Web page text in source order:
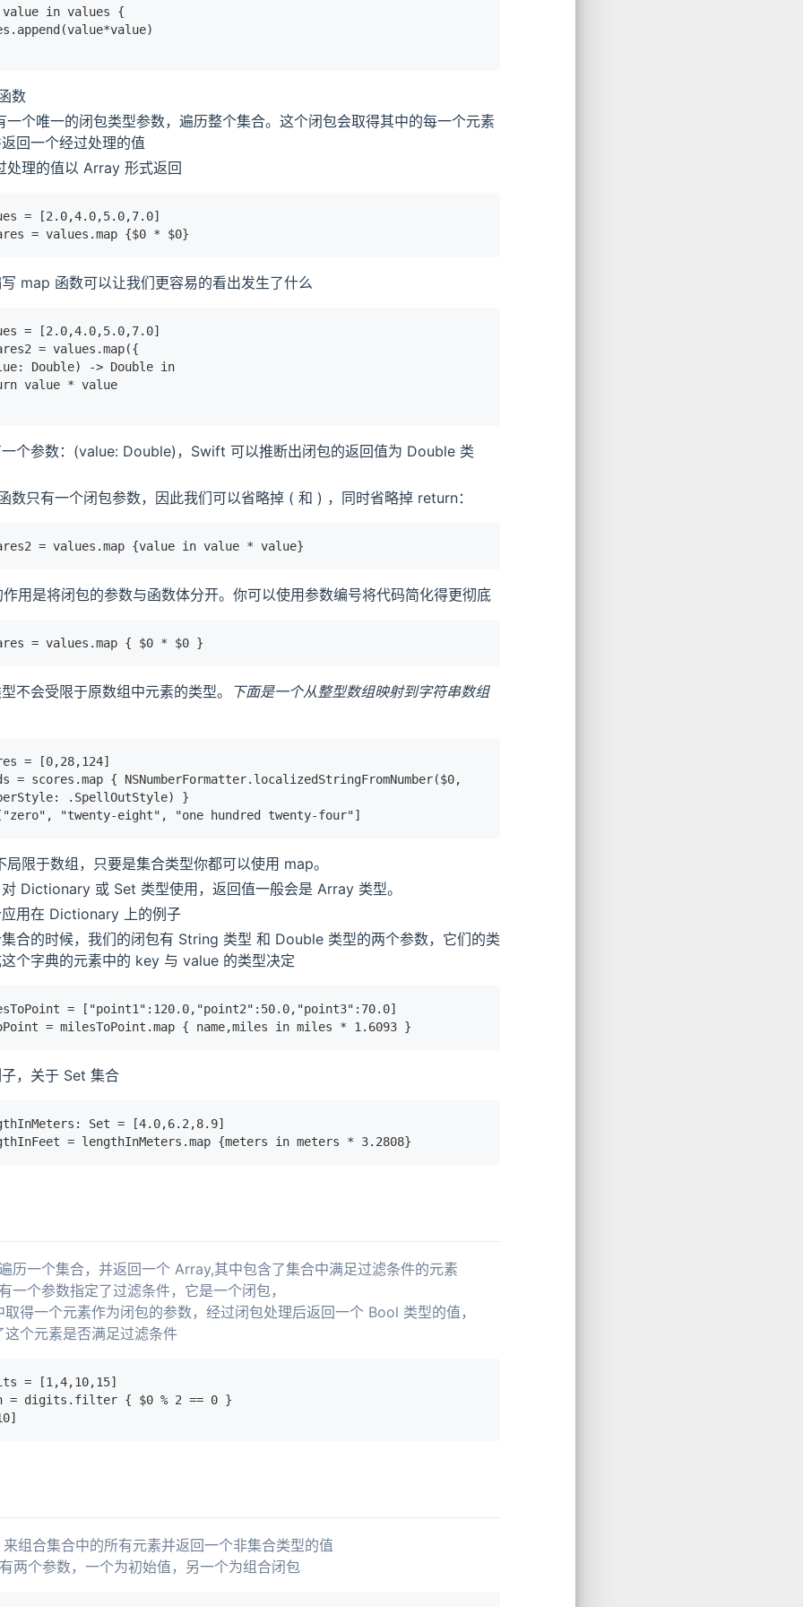
in values {
数
一个唯一的闭包类型参数，遍历整个集合。这个闭包会取得其中的每一个元素
回一个经过处理的值
处理的值以 Array 形式返回
= [2.0,4.0,5.0,7.0]
= values.map {$0 * $0}
map 函数可以让我们更容易的看出发生了什么
= [2.0,4.0,5.0,7.0]
= values.map({
Double) -> Double in
value * value
个参数：(value: Double)，Swift 可以推断出闭包的返回值为 Double 类
数只有一个闭包参数，因此我们可以省略掉 ( 和 ) ，同时省略掉 return：
= values.map {value in value * value}
用是将闭包的参数与函数体分开。你可以使用参数编号将代码简化得更彻底
= values.map { $0 * $0 }
不会受限于原数组中元素的类型。 下面是一个从整型数组映射到字符串数组
= [0,28,124]
= scores.map { NSNumberFormatter.localizedStringFromNumber($0,
.SpellOutStyle) }
"twenty-eight", "one hundred twenty-four"]
限于数组，只要是集合类型你都可以使用 map。
Dictionary 或 Set 类型使用，返回值一般会是 Array 类型。
用在 Dictionary 上的例子
合的时候，我们的闭包有 String 类型 和 Double 类型的两个参数，它们的类
个字典的元素中的 key 与 value 的类型决定
= ["point1":120.0,"point2":50.0,"point3":70.0]
= milesToPoint.map { name,miles in miles * 1.6093 }
，关于 Set 集合
Set = [4.0,6.2,8.9]
= lengthInMeters.map {meters in meters * 3.2808}
历一个集合，并返回一个 Array,其中包含了集合中满足过滤条件的元素
一个参数指定了过滤条件，它是一个闭包，
得一个元素作为闭包的参数，经过闭包处理后返回一个 Bool 类型的值，
这个元素是否满足过滤条件
= [1,4,10,15]
= digits.filter { $0 % 2 == 0 }
组合集合中的所有元素并返回一个非集合类型的值
两个参数，一个为初始值，另一个为组合闭包